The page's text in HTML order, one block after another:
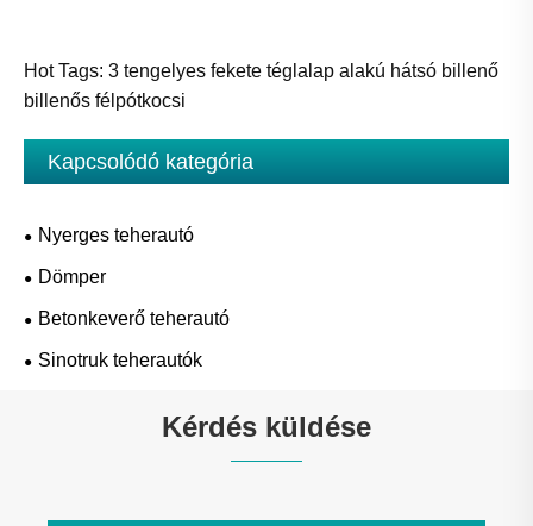
Hot Tags: 3 tengelyes fekete téglalap alakú hátsó billenő
billenős félpótkocsi
Kapcsolódó kategória
Nyerges teherautó
Dömper
Betonkeverő teherautó
Sinotruk teherautók
Kérdés küldése